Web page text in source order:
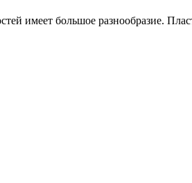
имеет большое разнообразие.